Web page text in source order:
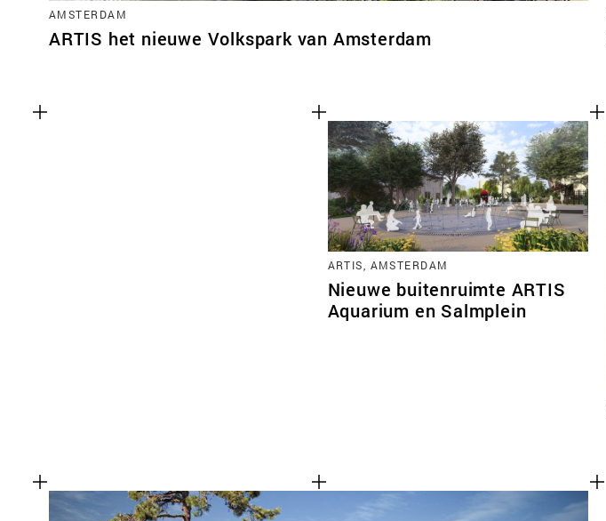
AMSTERDAM
ARTIS het nieuwe Volkspark van Amsterdam
ARTIS, AMSTERDAM
Nieuwe buitenruimte ARTIS
Aquarium en Salmplein